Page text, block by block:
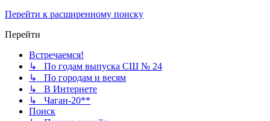
Перейти к расширенному поиску
Перейти
Встречаемся!
↳ По годам выпуска СШ № 24
↳ По городам и весям
↳ В Интернете
↳ Чаган-20**
Поиск